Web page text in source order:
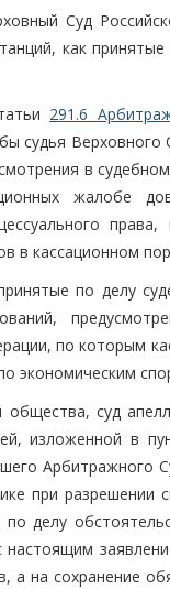
Суд
как
291.6
судья
в
жалобе
в кассационном
по делу
по которым
экономическим
суд
изложенной в
Арбитражного
при разрешении
делу
а на сохранение